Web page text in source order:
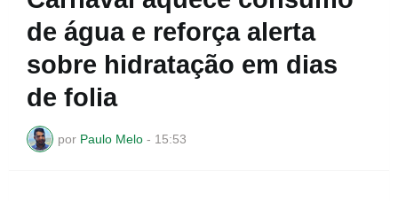
de água e reforça alerta
sobre hidratação em dias
de folia
por Paulo Melo - 15:53